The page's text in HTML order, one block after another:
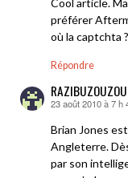
Cool article.
préférer
où la captchta ?
Répondre
RAZIBUZOUZOU
dit :
23 août 2010 à 7 h
Brian Jones
Angleterre.
par son